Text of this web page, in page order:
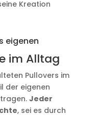
Kreation
eigenen
im Alltag
Pullovers im
der eigenen
Jeder
, sei es durch